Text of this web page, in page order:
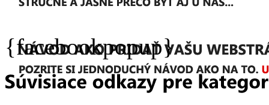
{facebookpopup}